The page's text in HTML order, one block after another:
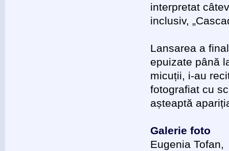
interpretat
inclusiv,
Lansarea a
epuizate până
micuții, i-au
fotografiat cu
așteaptă
Galerie foto
Eugenia Tofan,